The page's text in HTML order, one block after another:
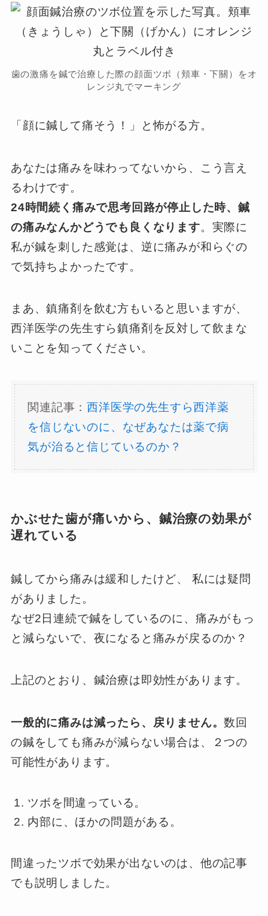
歯の激痛を鍼で治療した際の顔面ツボ（頬車・下關）をオ
レンジ丸でマーキング
「顔に鍼して痛そう！」と怖がる方。
あなたは痛みを味わってないから、こう言え
るわけです。
24時間続く痛みで思考回路が停止した時、鍼
の痛みなんかどうでも良くなります。実際に
私が鍼を刺した感覚は、逆に痛みが和らぐの
で気持ちよかったです。
まあ、鎮痛剤を飲む方もいると思いますが、
西洋医学の先生すら鎮痛剤を反対して飲まな
いことを知ってください。
関連記事：西洋医学の先生すら西洋薬
を信じないのに、なぜあなたは薬で病
気が治ると信じているのか？
かぶせた歯が痛いから、鍼治療の効果が
遅れている
鍼してから痛みは緩和したけど、 私には疑問
がありました。
なぜ2日連続で鍼をしているのに、痛みがもっ
と減らないで、夜になると痛みが戻るのか？
上記のとおり、鍼治療は即効性があります。
一般的に痛みは減ったら、戻りません。数回
の鍼をしても痛みが減らない場合は、２つの
可能性があります。
ツボを間違っている。
内部に、ほかの問題がある。
間違ったツボで効果が出ないのは、他の記事
でも説明しました。